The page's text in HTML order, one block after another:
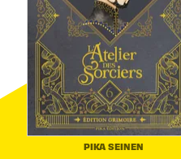
PIKA SEINEN